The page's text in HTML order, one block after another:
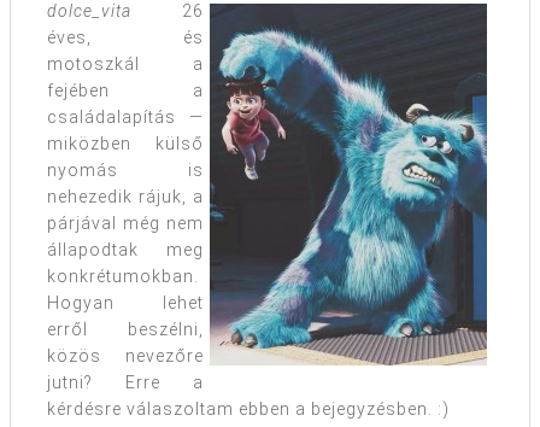
dolce_vita 26
éves, és
motoszkál a
fejében a
családalapítás —
miközben külső
nyomás is
nehezedik rájuk, a
párjával még nem
állapodtak meg
konkrétumokban.
Hogyan lehet
erről beszélni,
közös nevezőre
jutni? Erre a
kérdésre válaszoltam ebben a bejegyzésben. :)